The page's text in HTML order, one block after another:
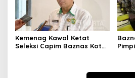
Kemenag Kawal Ketat
Seleksi Capim Baznas Kota